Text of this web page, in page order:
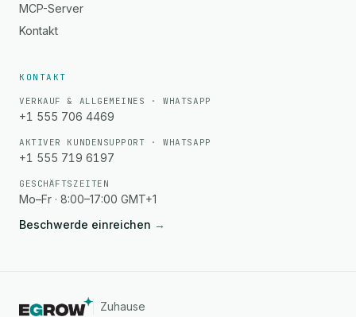
MCP-Server
Kontakt
KONTAKT
VERKAUF & ALLGEMEINES · WHATSAPP
+1 555 706 4469
AKTIVER KUNDENSUPPORT · WHATSAPP
+1 555 719 6197
GESCHÄFTSZEITEN
Mo–Fr · 8:00–17:00 GMT+1
Beschwerde einreichen →
Zuhause